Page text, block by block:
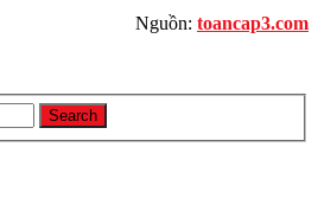
Nguồn: toancap3.com